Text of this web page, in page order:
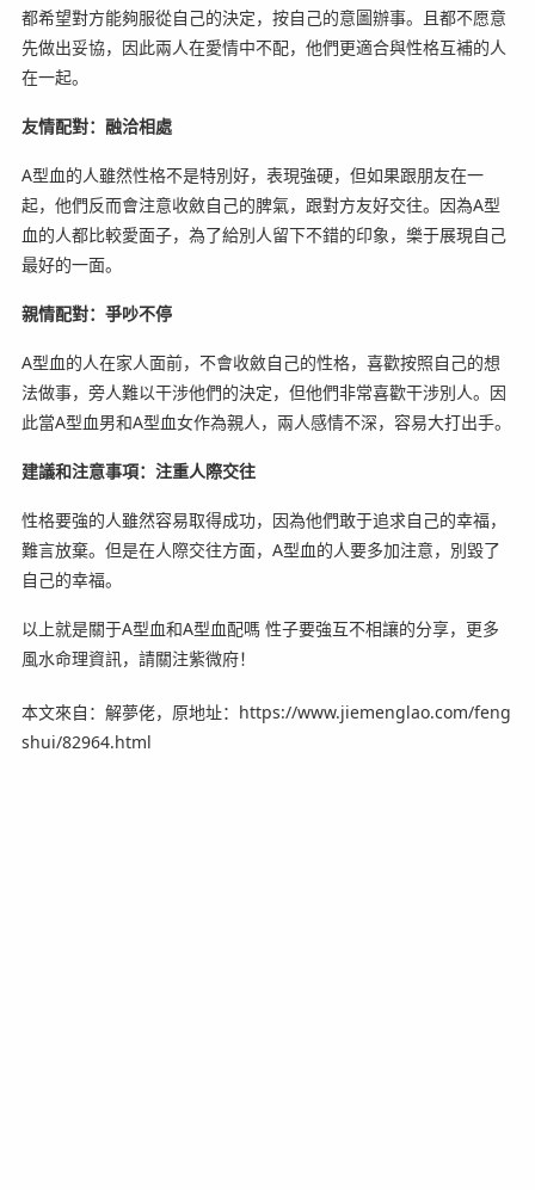
都希望對方能夠服從自己的決定，按自己的意圖辦事。且都不愿意
先做出妥協，因此兩人在愛情中不配，他們更適合與性格互補的人
在一起。
友情配對：融洽相處
A型血的人雖然性格不是特別好，表現強硬，但如果跟朋友在一
起，他們反而會注意收斂自己的脾氣，跟對方友好交往。因為A型
血的人都比較愛面子，為了給別人留下不錯的印象，樂于展現自己
最好的一面。
親情配對：爭吵不停
A型血的人在家人面前，不會收斂自己的性格，喜歡按照自己的想
法做事，旁人難以干涉他們的決定，但他們非常喜歡干涉別人。因
此當A型血男和A型血女作為親人，兩人感情不深，容易大打出手。
建議和注意事項：注重人際交往
性格要強的人雖然容易取得成功，因為他們敢于追求自己的幸福，
難言放棄。但是在人際交往方面，A型血的人要多加注意，別毀了
自己的幸福。
以上就是關于A型血和A型血配嗎 性子要強互不相讓的分享，更多
風水命理資訊，請關注紫微府！
本文來自：解夢佬，原地址：https://www.jiemenglao.com/feng
shui/82964.html